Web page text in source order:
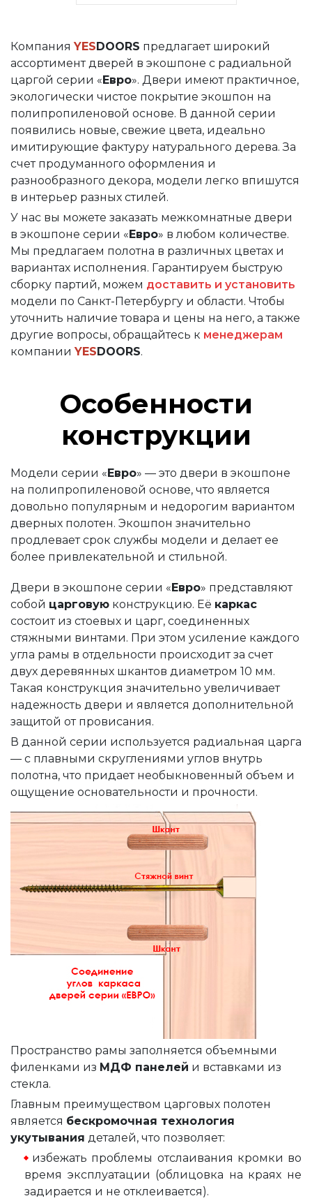
Компания YESDOORS предлагает широкий
ассортимент дверей в экошпоне с радиальной
царгой серии «Евро». Двери имеют практичное,
экологически чистое покрытие экошпон на
полипропиленовой основе. В данной серии
появились новые, свежие цвета, идеально
имитирующие фактуру натурального дерева. За
счет продуманного оформления и
разнообразного декора, модели легко впишутся
в интерьер разных стилей.
У нас вы можете заказать межкомнатные двери
в экошпоне серии «Евро» в любом количестве.
Мы предлагаем полотна в различных цветах и
вариантах исполнения. Гарантируем быструю
сборку партий, можем доставить и установить
модели по Санкт-Петербургу и области. Чтобы
уточнить наличие товара и цены на него, а также
другие вопросы, обращайтесь к менеджерам
компании YESDOORS.
Особенности
конструкции
Модели серии «Евро» — это двери в экошпоне
на полипропиленовой основе, что является
довольно популярным и недорогим вариантом
дверных полотен. Экошпон значительно
продлевает срок службы модели и делает ее
более привлекательной и стильной.
Двери в экошпоне серии «Евро» представляют
собой царговую конструкцию. Её каркас
состоит из стоевых и царг, соединенных
стяжными винтами. При этом усиление каждого
угла рамы в отдельности происходит за счет
двух деревянных шкантов диаметром 10 мм.
Такая конструкция значительно увеличивает
надежность двери и является дополнительной
защитой от провисания.
В данной серии используется радиальная царга
— с плавными скруглениями углов внутрь
полотна, что придает необыкновенный объем и
ощущение основательности и прочности.
Пространство рамы заполняется объемными
филенками из МДФ панелей и вставками из
стекла.
Главным преимуществом царговых полотен
является бескромочная технология
укутывания деталей, что позволяет:
избежать проблемы отслаивания кромки во
время эксплуатации (облицовка на краях не
задирается и не отклеивается).